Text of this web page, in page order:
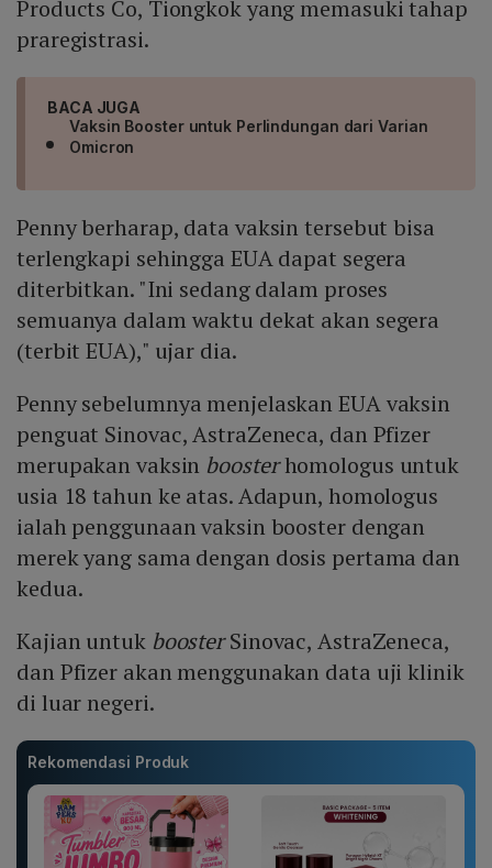
Products Co, Tiongkok yang memasuki tahap
praregistrasi.
BACA JUGA
Vaksin Booster untuk Perlindungan dari Varian
Omicron
Penny berharap, data vaksin tersebut bisa
terlengkapi sehingga EUA dapat segera
diterbitkan. "Ini sedang dalam proses
semuanya dalam waktu dekat akan segera
(terbit EUA)," ujar dia.
Penny sebelumnya menjelaskan EUA vaksin
penguat Sinovac, AstraZeneca, dan Pfizer
merupakan vaksin boosterhomologus untuk
usia 18 tahun ke atas. Adapun, homologus
ialah penggunaan vaksin booster dengan
merek yang sama dengan dosis pertama dan
kedua.
Kajian untuk boosterSinovac, AstraZeneca,
dan Pfizer akan menggunakan data uji klinik
di luar negeri.
Rekomendasi Produk